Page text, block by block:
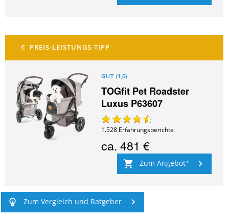
GUT (1,6)
TOGfit Pet Roadster
Luxus P63607
1.528 Erfahrungsberichte
ca.481 €
Zum Angebot
Zum Vergleich und Ratgeber